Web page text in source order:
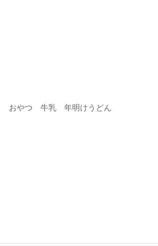
おやつ　牛乳　年明けうどん